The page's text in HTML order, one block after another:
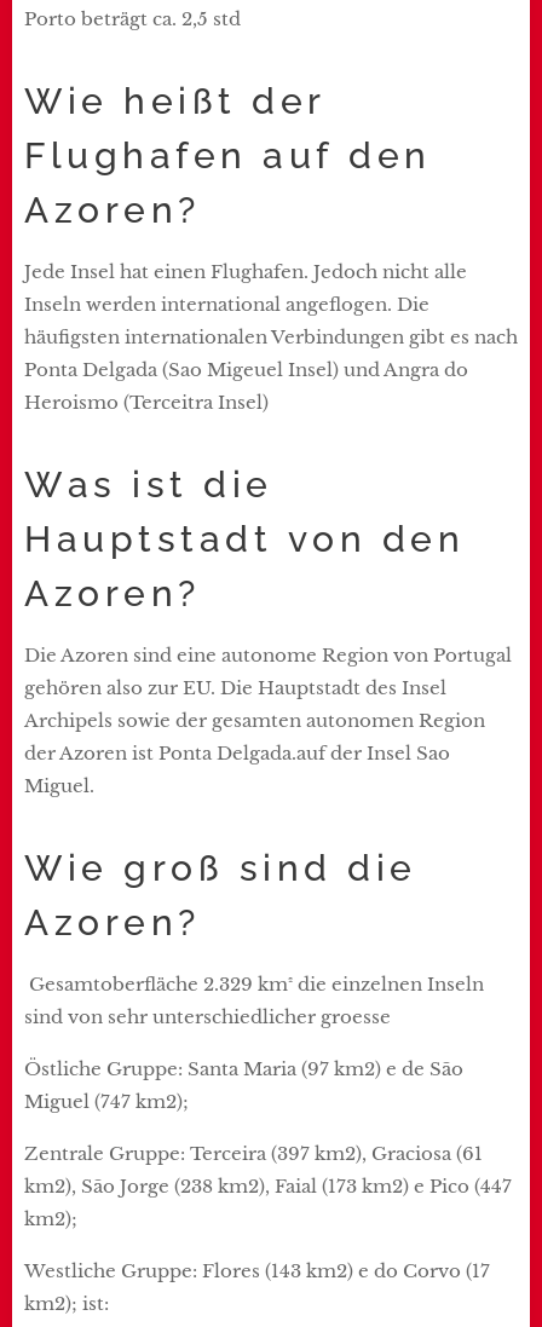
Porto beträgt ca. 2,5 std
Wie heißt der
Flughafen auf den
Azoren?
Jede Insel hat einen Flughafen. Jedoch nicht alle
Inseln werden international angeflogen. Die
häufigsten internationalen Verbindungen gibt es nach
Ponta Delgada (Sao Migeuel Insel) und Angra do
Heroismo (Terceitra Insel)
Was ist die
Hauptstadt von den
Azoren?
Die Azoren sind eine autonome Region von Portugal
gehören also zur EU. Die Hauptstadt des Insel
Archipels sowie der gesamten autonomen Region
der Azoren ist Ponta Delgada.auf der Insel Sao
Miguel.
Wie groß sind die
Azoren?
Gesamtoberfläche 2.329 km² die einzelnen Inseln
sind von sehr unterschiedlicher groesse
Östliche Gruppe: Santa Maria (97 km2) e de São
Miguel (747 km2);
Zentrale Gruppe: Terceira (397 km2), Graciosa (61
km2), São Jorge (238 km2), Faial (173 km2) e Pico (447
km2);
Westliche Gruppe: Flores (143 km2) e do Corvo (17
km2); ist: